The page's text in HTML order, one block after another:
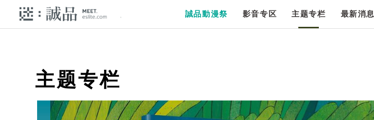
誠品動漫祭 影音专区 主题专栏 最新消息
主题专栏